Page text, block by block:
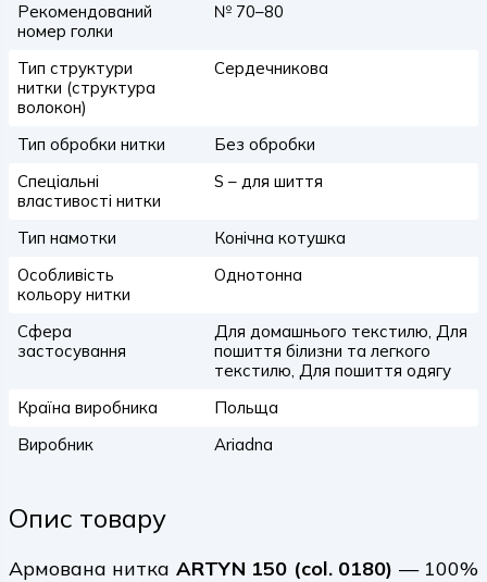
Рекомендований
номер голки
№ 70–80
Тип структури
нитки (структура
волокон)
Сердечникова
Тип обробки нитки
Без обробки
Спеціальні
властивості нитки
S – для шиття
Тип намотки
Конічна котушка
Особливість
кольору нитки
Однотонна
Сфера
застосування
Для домашнього текстилю, Для
пошиття білизни та легкого
текстилю, Для пошиття одягу
Країна виробника
Польща
Виробник
Ariadna
Опис товару
Армована нитка ARTYN 150 (col. 0180) — 100%